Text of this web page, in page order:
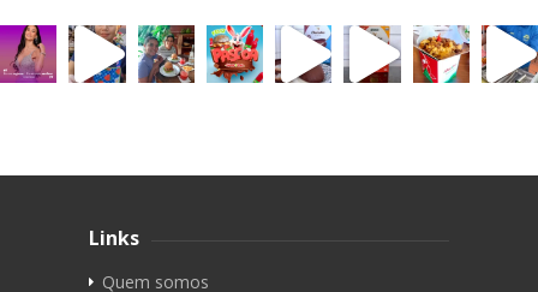
Links
Quem somos